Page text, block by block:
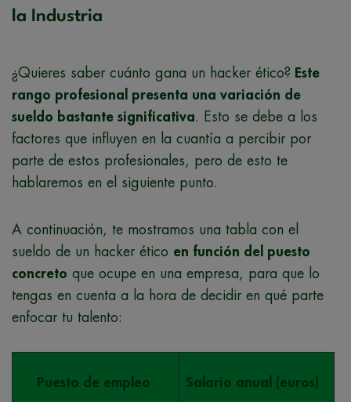
la Industria
¿Quieres saber cuánto gana un hacker ético? Este
rango profesional presenta una variación de
sueldo bastante significativa . Esto se debe a los
factores que influyen en la cuantía a percibir por
parte de estos profesionales, pero de esto te
hablaremos en el siguiente punto.
A continuación, te mostramos una tabla con el
sueldo de un hacker ético en función del puesto
concreto que ocupe en una empresa, para que lo
tengas en cuenta a la hora de decidir en qué parte
enfocar tu talento:
Puesto de empleo Salario anual (euros)